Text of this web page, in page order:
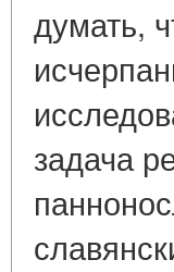
думать,
задача